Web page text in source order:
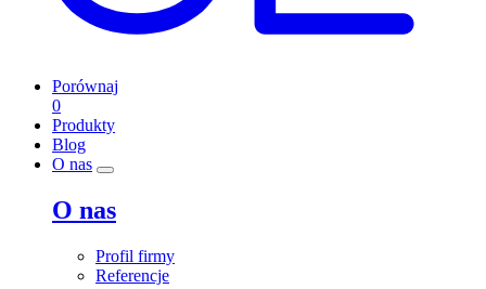
Porównaj
0
Produkty
Blog
O nas
O nas
Profil firmy
Referencje